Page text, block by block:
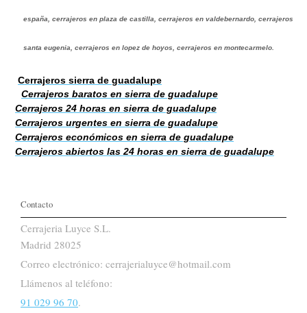
españa, cerrajeros en plaza de castilla, cerrajeros en valdebernardo, cerrajeros
santa eugenia, cerrajeros en lopez de hoyos, cerrajeros en montecarmelo.
Cerrajeros sierra de guadalupe
Cerrajeros baratos en sierra de guadalupe
Cerrajeros 24 horas en sierra de guadalupe
Cerrajeros urgentes en sierra de guadalupe
Cerrajeros económicos en sierra de guadalupe
Cerrajeros abiertos las 24 horas en sierra de guadalupe
Contacto
Cerrajeria Luyce S.L.
Madrid 28025
Correo electrónico: cerrajerialuyce@hotmail.com
Llámenos al teléfono:
91 029 96 70.